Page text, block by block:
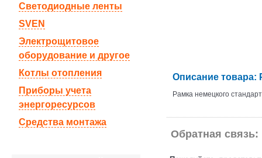
Описание товара:
Рамка немецкого
Обратная связь:
Светодиодные ленты
SVEN
Электрощитовое
оборудование и другое
Котлы отопления
Приборы учета
энергоресурсов
Средства монтажа